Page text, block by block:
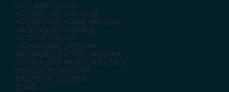
UVC LAMPY, OZÓN
POTREBY PRE CHOV RÝB
POTREBY PRE VODNÉ RASTLINY
JAZIERKOVÉ DEKORÁCIE
OSTATNÉ SÚČASTI
ZAZIMOVANIE JAZIERKA
NÁHRADNÉ DIELY PRE JAZIERKA
FOTOGALÉRIA NAŠICH REALIZÁCIÍ
INŠTALAČNÝ MATERÁL
BAZÉNOVÁ TECHNIKA
ZĽAVA -%